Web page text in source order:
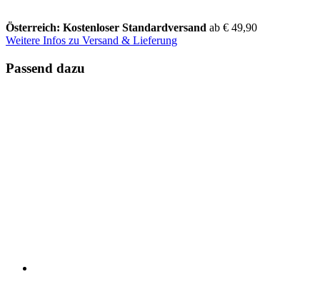
Österreich: Kostenloser Standardversand ab € 49,90
Weitere Infos zu Versand & Lieferung
Passend dazu